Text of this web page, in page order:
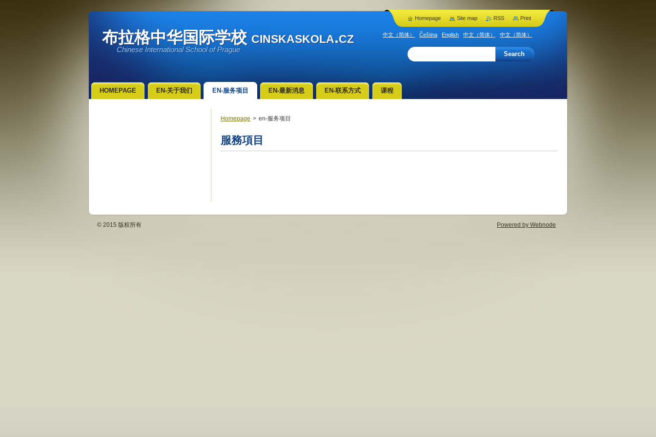
布拉格中华国际学校 cinskaskola.cz
Chinese International School of Prague
Homepage > en-服务项目
服務項目
HOMEPAGE EN-关于我们 EN-服务项目 EN-最新消息 EN-联系方式 课程
中文（简体） Čeština English 中文（简体） 中文（简体）
Homepage Site map RSS Print
© 2015 版权所有 Powered by Webnode